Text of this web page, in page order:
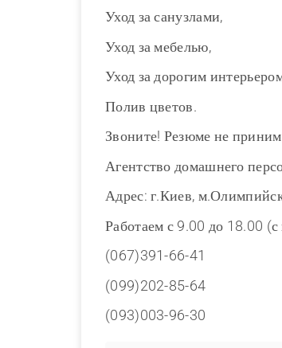
Уход за санузлами,
Уход за мебелью,
Уход за дорогим
Полив цветов.
Звоните! Резюме не
Агентство домашнего
Адрес: г.Киев,
Работаем с 9.00 до 18.00
(067)391-66-41
(099)202-85-64
(093)003-96-30